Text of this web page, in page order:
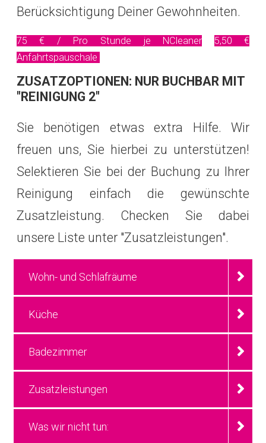
Berücksichtigung Deiner Gewohnheiten.
75 € / Pro Stunde je NCleaner
5,50 €
Anfahrtspauschale
ZUSATZOPTIONEN: NUR BUCHBAR MIT
"REINIGUNG 2"
Sie benötigen etwas extra Hilfe. Wir
freuen uns, Sie hierbei zu unterstützen!
Selektieren Sie bei der Buchung zu Ihrer
Reinigung einfach die gewünschte
Zusatzleistung. Checken Sie dabei
unsere Liste unter "Zusatzleistungen".
Wohn- und Schlafräume
Küche
Badezimmer
Zusatzleistungen
Was wir nicht tun: